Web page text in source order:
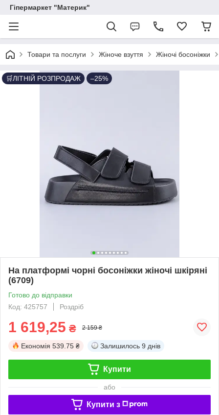
Гіпермаркет "Материк"
Товари та послуги Жіноче взуття Жіночі босоніжки
🛒ЛІТНІЙ РОЗПРОДАЖ –25%
На платформі чорні босоніжки жіночі шкіряні
(6709)
Готово до відправки
Код: 425757
Роздріб
1 619,25 ₴ 2 159 ₴
Економія 539.75 ₴ Залишилось 9 днів
Купити
або
Купити з